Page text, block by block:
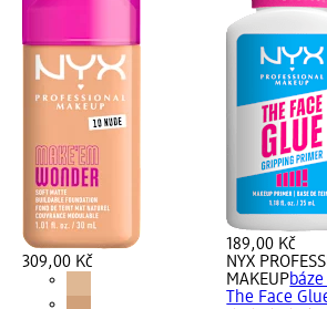
309,00 Kč
189,00 Kč
NYX
MAKEUP
The Face